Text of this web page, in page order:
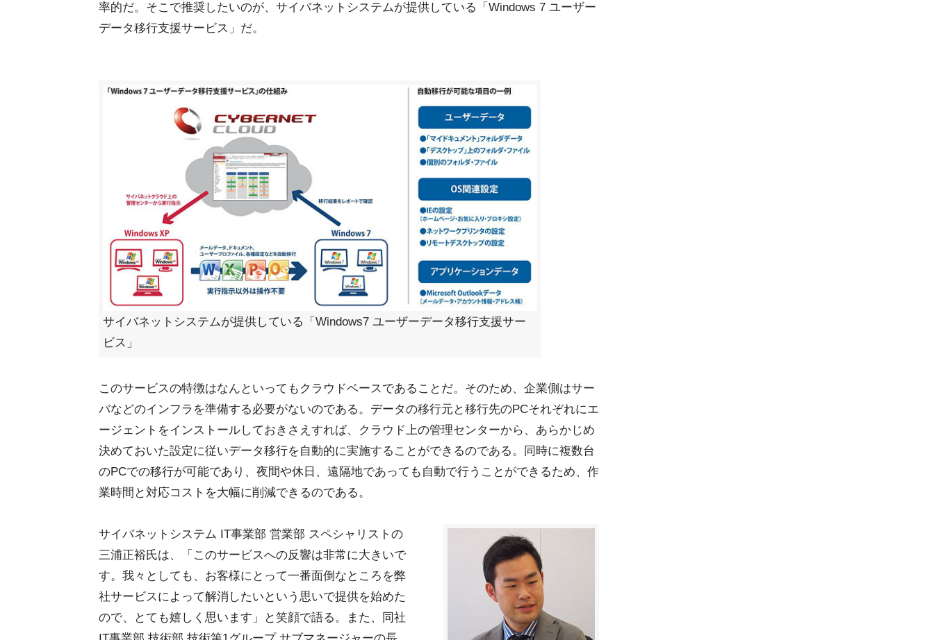
率的だ。そこで推奨したいのが、サイバネットシステムが提供している「Windows 7 ユーザー
データ移行支援サービス」だ。
サイバネットシステムが提供している「Windows7 ユーザーデータ移行支援サー
ビス」
このサービスの特徴はなんといってもクラウドベースであることだ。そのため、企業側はサー
バなどのインフラを準備する必要がないのである。データの移行元と移行先のPCそれぞれにエ
ージェントをインストールしておきさえすれば、クラウド上の管理センターから、あらかじめ
決めておいた設定に従いデータ移行を自動的に実施することができるのである。同時に複数台
のPCでの移行が可能であり、夜間や休日、遠隔地であっても自動で行うことができるため、作
業時間と対応コストを大幅に削減できるのである。
サイバネットシステム IT事業部 営業部 スペシャリストの
三浦正裕氏は、「このサービスへの反響は非常に大きいで
す。我々としても、お客様にとって一番面倒なところを弊
社サービスによって解消したいという思いで提供を始めた
ので、とても嬉しく思います」と笑顔で語る。また、同社